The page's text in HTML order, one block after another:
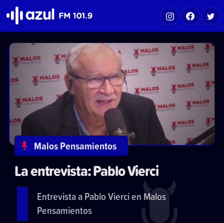
Malos Pensamientos
La entrevista: Pablo Vierci
Entrevista a Pablo Vierci en Malos
Pensamientos